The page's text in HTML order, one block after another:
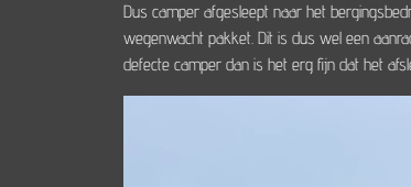
Dus camper afgesleept naar het
wegenwacht pakket. Dit is dus wel een
defecte camper dan is het erg fijn dat het